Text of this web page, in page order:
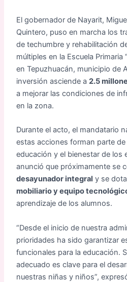
El gobernador de Nayarit,
Quintero, puso en marcha los
de techumbre y rehabilitación
múltiples en la Escuela Primaria
en Tepuzhuacán, municipio de
inversión asciende a2.5
a mejorar las condiciones de
en la zona.
Durante el acto, el mandatario
estas acciones forman parte
educación y el bienestar de los
anunció que próximamente se
desayunador integral y se
mobiliario y equipo
aprendizaje de los alumnos.
“Desde el inicio de nuestra
prioridades ha sido garantizar
funcionales para la educación.
adecuado es clave para el
nuestras niñas y niños”,